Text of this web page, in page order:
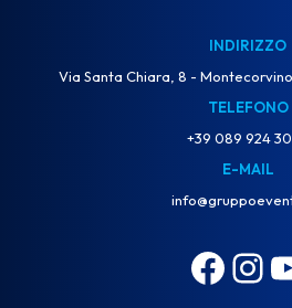
INDIRIZZO
Via Santa Chiara, 8 -
TELEFONO
+39 089 924
E-MAIL